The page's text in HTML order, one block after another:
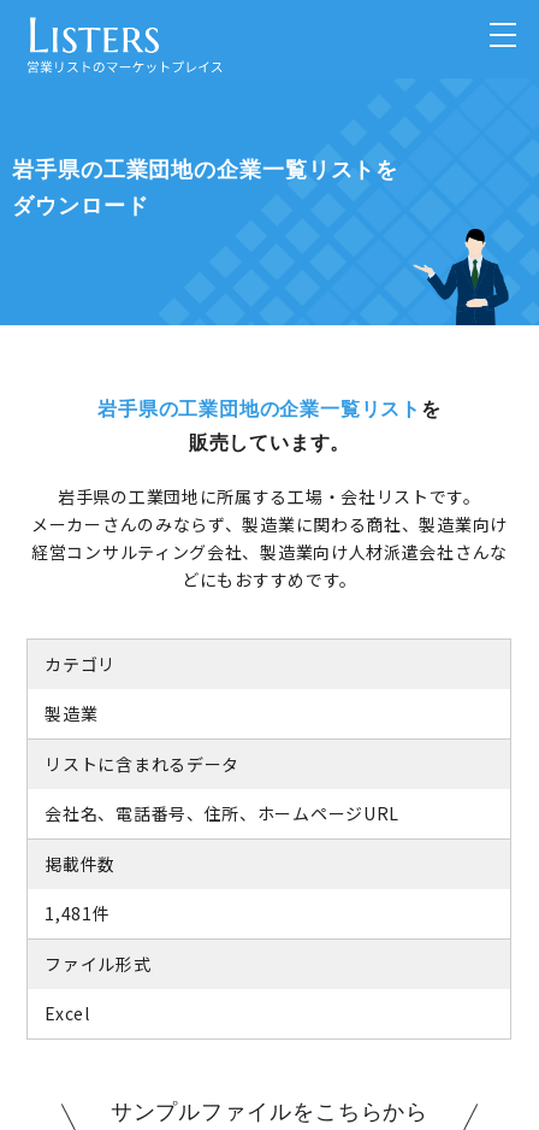
岩手県の工業団地の企業一覧リストを
ダウンロード
岩手県の工業団地の企業一覧リスト を
販売しています。
岩手県の工業団地に所属する工場・会社リストです。
メーカーさんのみならず、製造業に関わる商社、製造業向け
経営コンサルティング会社、製造業向け人材派遣会社さんな
どにもおすすめです。
カテゴリ
製造業
リストに含まれるデータ
会社名、電話番号、住所、ホームページURL
掲載件数
1,481件
ファイル形式
Excel
サンプルファイルをこちらから